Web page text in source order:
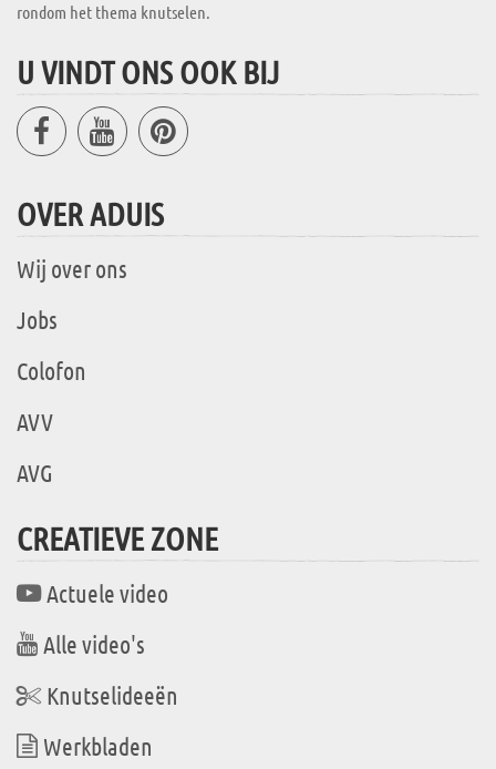
rondom het thema knutselen.
U VINDT ONS OOK BIJ
OVER ADUIS
Wij over ons
Jobs
Colofon
AVV
AVG
CREATIEVE ZONE
Actuele video
Alle video's
Knutselideeën
Werkbladen